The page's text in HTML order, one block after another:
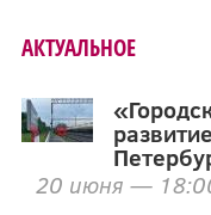
АКТУАЛЬНОЕ
20 июня —